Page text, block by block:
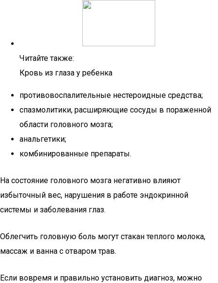
Читайте также:
Кровь из глаза у ребенка
противовоспалительные нестероидные средства;
спазмолитики, расширяющие сосуды в пораженной
области головного мозга;
анальгетики;
комбинированные препараты.
На состояние головного мозга негативно влияют
избыточный вес, нарушения в работе эндокринной
системы и заболевания глаз.
Облегчить головную боль могут стакан теплого молока,
массаж и ванна с отваром трав.
Если вовремя и правильно установить диагноз, можно